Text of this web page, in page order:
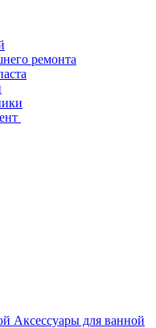
ремонта
Аксессуары для ванной